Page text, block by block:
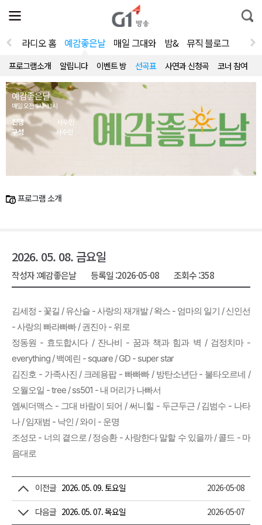
전
체
뉴
열
통
합
라디오 홈 예감좋은날 매일 그대와 밤& 뮤직 블로그
프로그램소개 알립니다 이벤트 방 선곡표 사연과 신청곡 코너 참여
예감좋은날
매일 오전 9시~11시
진행
서수민
구성
서수민
프로그램 소개
2026. 05. 08. 금요일
작성자 :예감좋은날 등록일 :2026-05-08 조회수 :358
김세정 - 꽃길 / 유산슬 - 사랑의 재개발 / 왁스 - 엄마의 일기 / 신인선
- 사랑의 빠라빠빠 / 권진아 - 위로
정동원 - 효도합시다 / 잔나비 - 꿈과 책과 힘과 벽 / 검정치마 -
everything / 백예린 - square / GD - super star
김진호 - 가족사진 / 크레용팝 - 빠빠빠 / 방탄소년단 - 불타오르네 /
오월오일 - tree / ss501 - 내 머리가 나빠서
엠씨더맥스 - 그대 바람이 되어 / 써니힐 - 두근두근 / 김범수 - 나타
나 / 임재범 - 낙인 / 와이 - 운명
조성모 - 너의 곁으로 / 정승환 - 사랑한다 말할 수 있을까 / 콜드 - 마
음대로
이전글 2026. 05. 09. 토요일 2026-05-08
다음글 2026. 05. 07. 목요일 2026-05-07